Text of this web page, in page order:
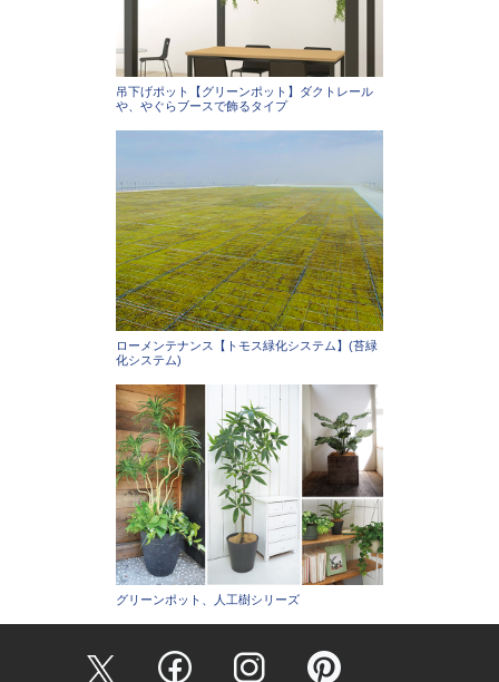
吊下げポット【グリーンポット】ダクトレール
や、やぐらブースで飾るタイプ
ローメンテナンス【トモス緑化システム】(苔緑
化システム)
グリーンポット、人工樹シリーズ